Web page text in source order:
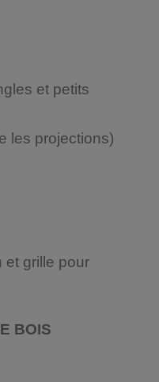
et petits
les projections)
et grille pour
BOIS